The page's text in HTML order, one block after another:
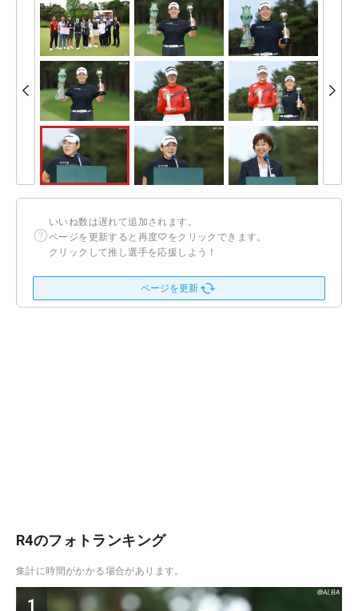
いいね数は遅れて追加されます。
ページを更新すると再度♡をクリックできます。
クリックして推し選手を応援しよう！
ページを更新
R4のフォトランキング
集計に時間がかかる場合があります。
1